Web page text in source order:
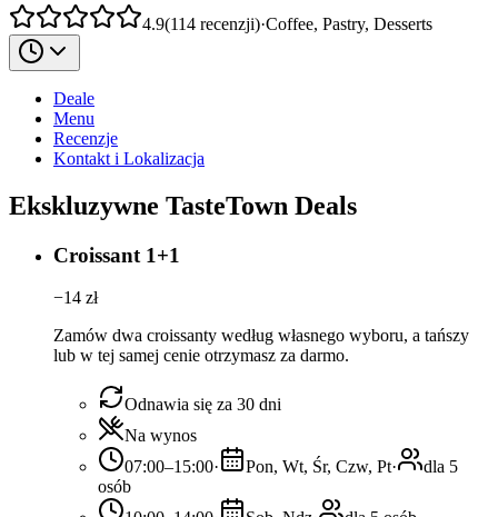
4.9(114 recenzji)·Coffee, Pastry, Desserts
Deale
Menu
Recenzje
Kontakt i Lokalizacja
Ekskluzywne TasteTown Deals
Croissant 1+1
−14 zł
Zamów dwa croissanty według własnego wyboru, a tańszy
lub w tej samej cenie otrzymasz za darmo.
Odnawia się za 30 dni
Na wynos
07:00–15:00· Pon, Wt, Śr, Czw, Pt·
dla 5
osób